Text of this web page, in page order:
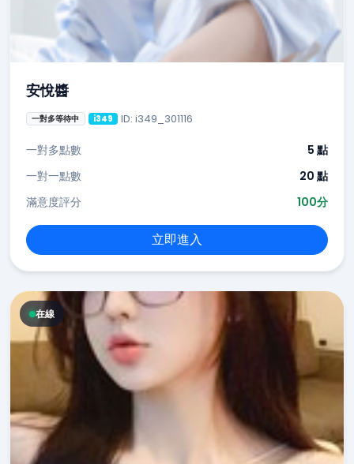
安悅醬
一對多等待中 i349 ID: i349_301116
一對多點數
5 點
一對一點數
20 點
滿意度評分
100分
立即進入
在線